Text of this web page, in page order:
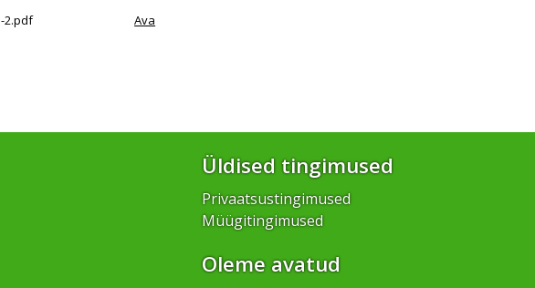
2.pdf Ava
Üldised tingimused
Privaatsustingimused
Müügitingimused
Oleme avatud